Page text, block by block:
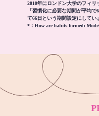
2010年にロンドン大学のフィリ
「習慣化に必要な期間が平均
て66日という期間設定にしてい
*： How are habits formed: